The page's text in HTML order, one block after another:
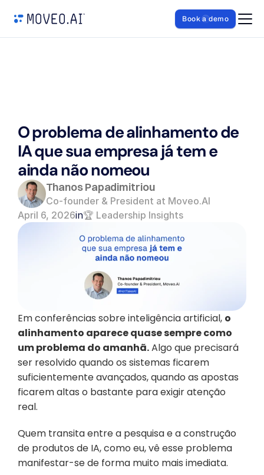
Book a demo
O problema de alinhamento de
IA que sua empresa já tem e
ainda não nomeou
Thanos Papadimitriou
Co-founder & President at Moveo.AI
April 6, 2026in🏆 Leadership Insights
Em conferências sobre inteligência artificial, o
alinhamento aparece quase sempre como
um problema do amanhã. Algo que precisará
ser resolvido quando os sistemas ficarem
suficientemente avançados, quando as apostas
ficarem altas o bastante para exigir atenção
real.
Quem transita entre a pesquisa e a construção
de produtos de IA, como eu, vê esse problema
manifestar-se de forma muito mais imediata.